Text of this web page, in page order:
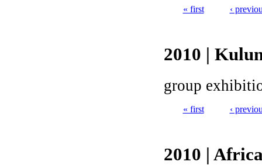
« first ‹
2010 |
group
« first ‹
2010 |